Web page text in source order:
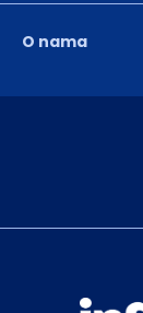
O nama